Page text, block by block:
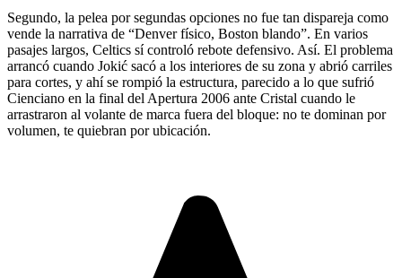
Segundo, la pelea por segundas opciones no fue tan dispareja como
vende la narrativa de “Denver físico, Boston blando”. En varios
pasajes largos, Celtics sí controló rebote defensivo. Así. El problema
arrancó cuando Jokić sacó a los interiores de su zona y abrió carriles
para cortes, y ahí se rompió la estructura, parecido a lo que sufrió
Cienciano en la final del Apertura 2006 ante Cristal cuando le
arrastraron al volante de marca fuera del bloque: no te dominan por
volumen, te quiebran por ubicación.